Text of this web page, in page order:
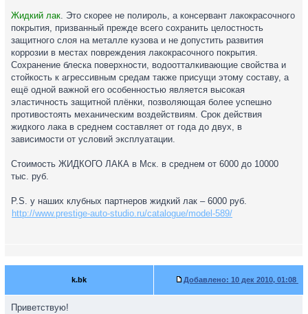
Жидкий лак. Это скорее не полироль, а консервант лакокрасочного
покрытия, призванный прежде всего сохранить целостность
защитного слоя на металле кузова и не допустить развития
коррозии в местах повреждения лакокрасочного покрытия.
Сохранение блеска поверхности, водоотталкивающие свойства и
стойкость к агрессивным средам также присущи этому составу, а
ещё одной важной его особенностью является высокая
эластичность защитной плёнки, позволяющая более успешно
противостоять механическим воздействиям. Срок действия
жидкого лака в среднем составляет от года до двух, в
зависимости от условий эксплуатации.
Стоимость ЖИДКОГО ЛАКА в Мск. в среднем от 6000 до 10000
тыс. руб.
P.S. у наших клубных партнеров жидкий лак – 6000 руб.
http://www.prestige-auto-studio.ru/catalogue/model-589/
k.bk Добавлено: 10 дек 2010, 01:08
Приветствую!